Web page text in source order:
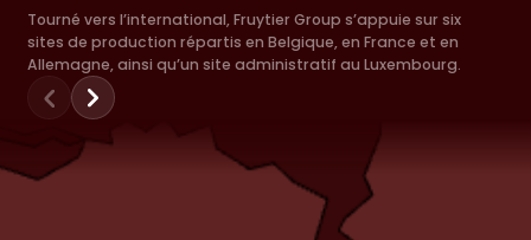
Tourné vers l’international, Fruytier Group s’appuie sur six
sites de production répartis en Belgique, en France et en
Allemagne, ainsi qu’un site administratif au Luxembourg.